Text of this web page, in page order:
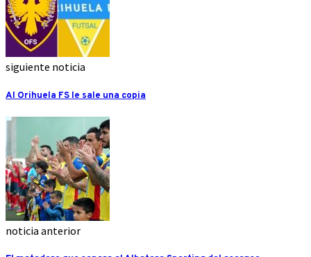
siguiente noticia
Al Orihuela FS le sale una copia
noticia anterior